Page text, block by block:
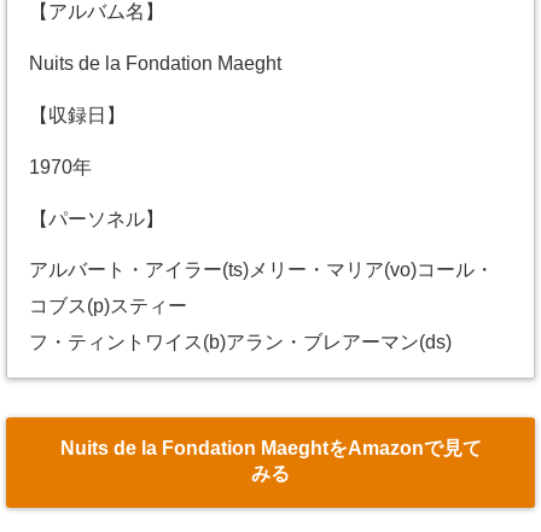
【アルバム名】
Nuits de la Fondation Maeght
【収録日】
1970年
【パーソネル】
アルバート・アイラー(ts)メリー・マリア(vo)コール・
コブス(p)スティー
フ・ティントワイス(b)アラン・ブレアーマン(ds)
Nuits de la Fondation MaeghtをAmazonで見て
みる